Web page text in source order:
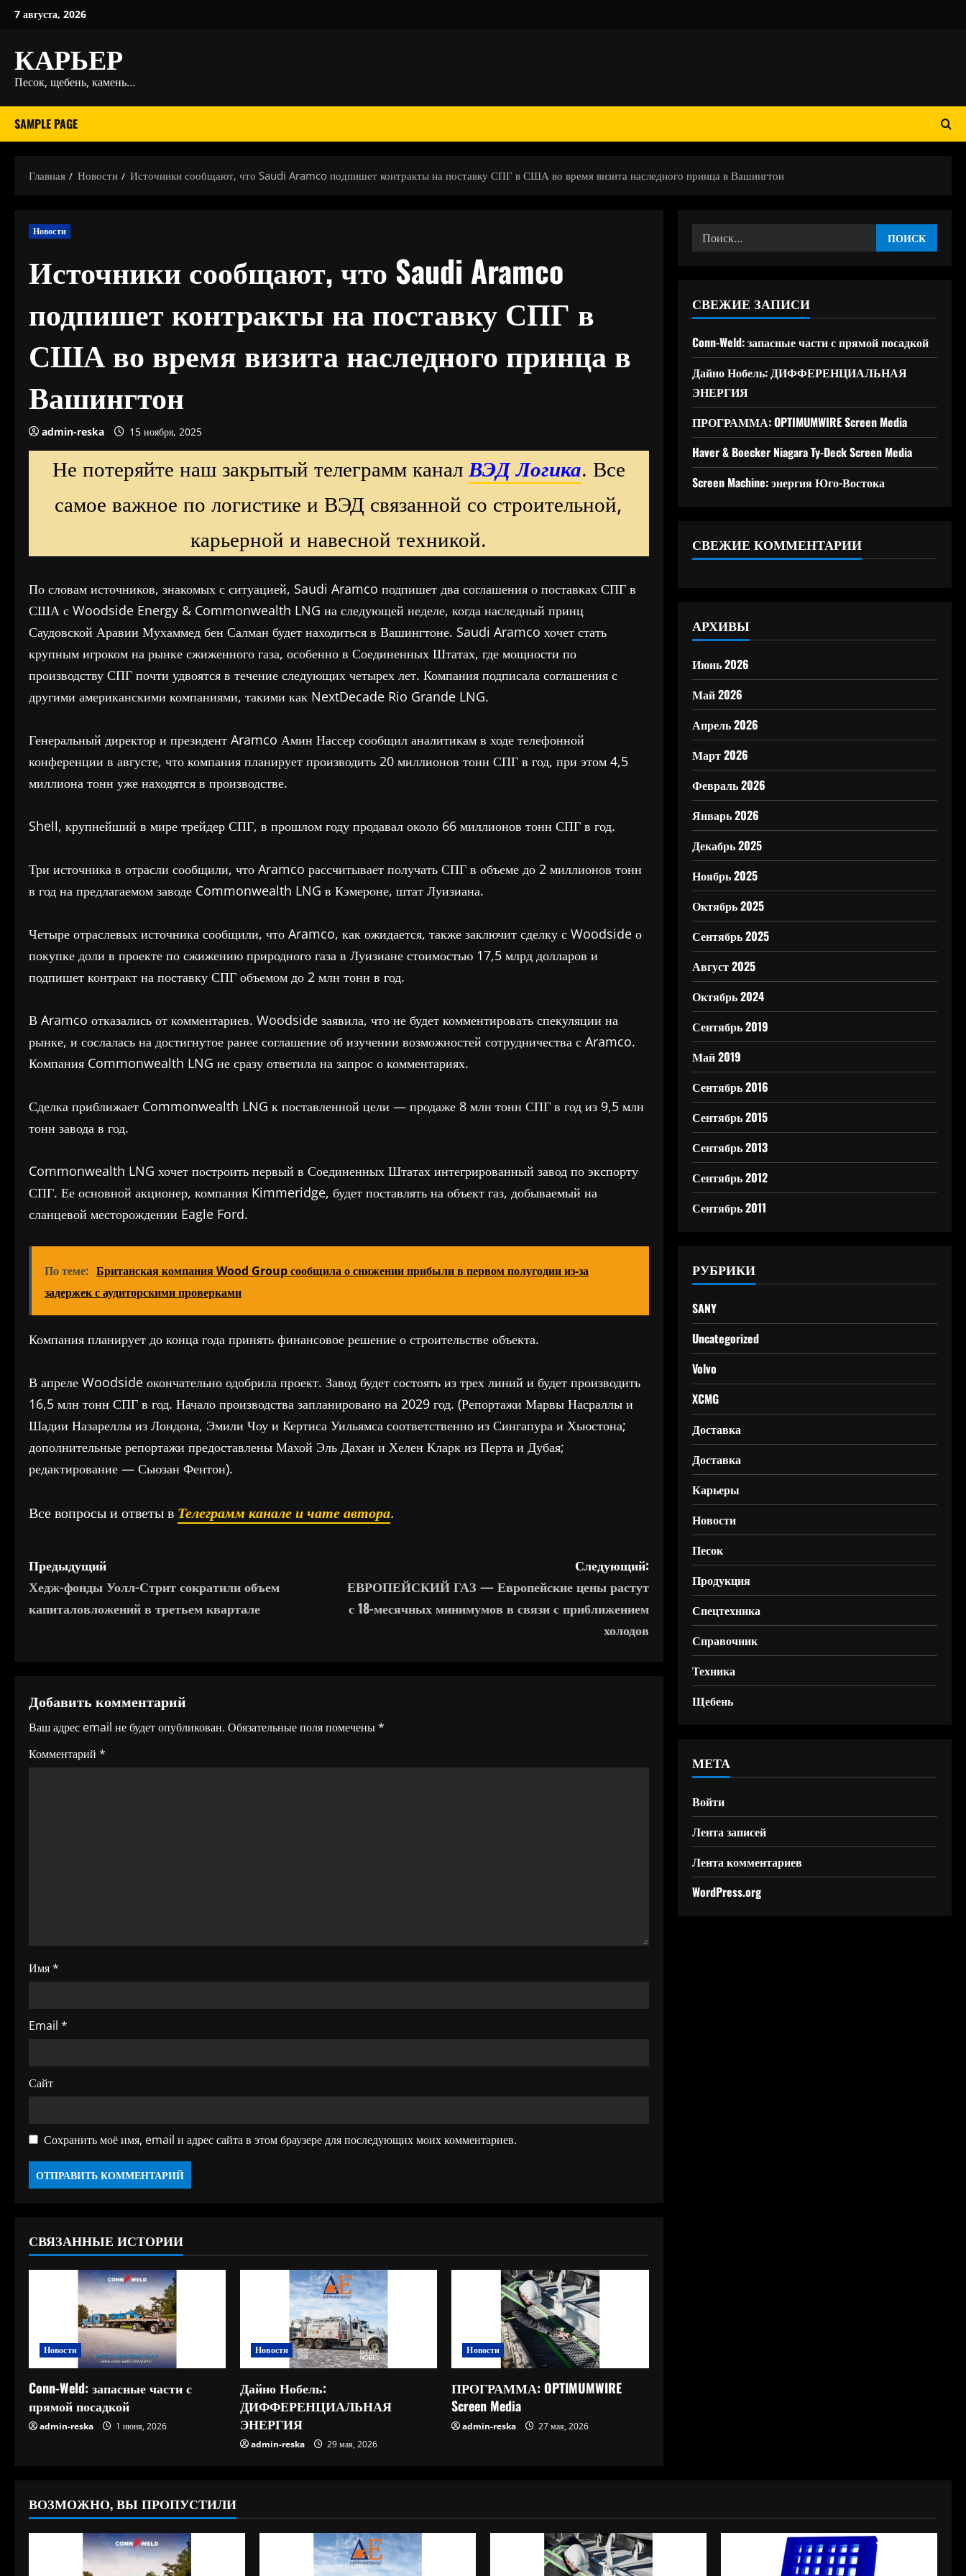
Перейти
7 августа, 2026
КАРЬЕР
Песок, щебень, камень…
SAMPLE PAGE
Главная Новости Источники сообщают, что Saudi Aramco подпишет контракты на поставку СПГ в США во время визита наследного принца в Вашингтон
Новости
Источники сообщают, что Saudi Aramco
подпишет контракты на поставку СПГ в
США во время визита наследного принца в
Вашингтон
admin-reska 15 ноября, 2025
Не потеряйте наш закрытый телеграмм каналВЭД Логика. Все
самое важное по логистике и ВЭД связанной со строительной,
карьерной и навесной техникой.
По словам источников, знакомых с ситуацией, Saudi Aramco подпишет два соглашения о поставках СПГ в
США с Woodside Energy & Commonwealth LNG на следующей неделе, когда наследный принц
Саудовской Аравии Мухаммед бен Салман будет находиться в Вашингтоне. Saudi Aramco хочет стать
крупным игроком на рынке сжиженного газа, особенно в Соединенных Штатах, где мощности по
производству СПГ почти удвоятся в течение следующих четырех лет. Компания подписала соглашения с
другими американскими компаниями, такими как NextDecade Rio Grande LNG.
Генеральный директор и президент Aramco Амин Нассер сообщил аналитикам в ходе телефонной
конференции в августе, что компания планирует производить 20 миллионов тонн СПГ в год, при этом 4,5
миллиона тонн уже находятся в производстве.
Shell, крупнейший в мире трейдер СПГ, в прошлом году продавал около 66 миллионов тонн СПГ в год.
Три источника в отрасли сообщили, что Aramco рассчитывает получать СПГ в объеме до 2 миллионов тонн
в год на предлагаемом заводе Commonwealth LNG в Кэмероне, штат Луизиана.
Четыре отраслевых источника сообщили, что Aramco, как ожидается, также заключит сделку с Woodside о
покупке доли в проекте по сжижению природного газа в Луизиане стоимостью 17,5 млрд долларов и
подпишет контракт на поставку СПГ объемом до 2 млн тонн в год.
В Aramco отказались от комментариев. Woodside заявила, что не будет комментировать спекуляции на
рынке, и сослалась на достигнутое ранее соглашение об изучении возможностей сотрудничества с Aramco.
Компания Commonwealth LNG не сразу ответила на запрос о комментариях.
Сделка приближает Commonwealth LNG к поставленной цели — продаже 8 млн тонн СПГ в год из 9,5 млн
тонн завода в год.
Commonwealth LNG хочет построить первый в Соединенных Штатах интегрированный завод по экспорту
СПГ. Ее основной акционер, компания Kimmeridge, будет поставлять на объект газ, добываемый на
сланцевой месторождении Eagle Ford.
По теме: Британская компания Wood Group сообщила о снижении прибыли в первом полугодии из-за
задержек с аудиторскими проверками
Компания планирует до конца года принять финансовое решение о строительстве объекта.
В апреле Woodside окончательно одобрила проект. Завод будет состоять из трех линий и будет производить
16,5 млн тонн СПГ в год. Начало производства запланировано на 2029 год. (Репортажи Марвы Насраллы и
Шадии Назареллы из Лондона, Эмили Чоу и Кертиса Уильямса соответственно из Сингапура и Хьюстона;
дополнительные репортажи предоставлены Махой Эль Дахан и Хелен Кларк из Перта и Дубая;
редактирование — Сьюзан Фентон).
Все вопросы и ответы в Телеграмм канале и чате автора.
Н
а
г
а
ц
п
и
с
м
Предыдущий
Хедж-фонды Уолл-Стрит сократили объем
капиталовложений в третьем квартале
Следующий:
ЕВРОПЕЙСКИЙ ГАЗ — Европейские цены растут
с 18-месячных минимумов в связи с приближением
холодов
Добавить комментарий
Ваш адрес email не будет опубликован. Обязательные поля помечены*
Комментарий *
Имя*
Email *
Сайт
Сохранить моё имя, email и адрес сайта в этом браузере для последующих моих комментариев.
СВЯЗАННЫЕ ИСТОРИИ
Новости
Conn-Weld: запасные части с
прямой посадкой
admin-reska 1 июня, 2026
Новости
Дайно Нобель:
ДИФФЕРЕНЦИАЛЬНАЯ
ЭНЕРГИЯ
admin-reska 29 мая, 2026
Новости
ПРОГРАММА: OPTIMUMWIRE
Screen Media
admin-reska 27 мая, 2026
Найти:
СВЕЖИЕ ЗАПИСИ
Conn-Weld: запасные части с прямой посадкой
Дайно Нобель: ДИФФЕРЕНЦИАЛЬНАЯ
ЭНЕРГИЯ
ПРОГРАММА: OPTIMUMWIRE Screen Media
Haver & Boecker Niagara Ty-Deck Screen Media
Screen Machine: энергия Юго-Востока
СВЕЖИЕ КОММЕНТАРИИ
АРХИВЫ
Июнь 2026
Май 2026
Апрель 2026
Март 2026
Февраль 2026
Январь 2026
Декабрь 2025
Ноябрь 2025
Октябрь 2025
Сентябрь 2025
Август 2025
Октябрь 2024
Сентябрь 2019
Май 2019
Сентябрь 2016
Сентябрь 2015
Сентябрь 2013
Сентябрь 2012
Сентябрь 2011
РУБРИКИ
SANY
Uncategorized
Volvo
XCMG
Доставка
Доставка
Карьеры
Новости
Песок
Продукция
Спецтехника
Справочник
Техника
Щебень
МЕТА
Войти
Лента записей
Лента комментариев
WordPress.org
ВОЗМОЖНО, ВЫ ПРОПУСТИЛИ